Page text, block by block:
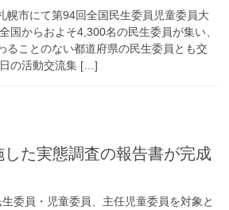
幌市にて第94回全国民生委員児童委員大
国からおよそ4,300名の民生委員が集い、
ることのない都道府県の民生委員とも交
の活動交流集 […]
た実態調査の報告書が完成
生委員・児童委員、主任児童委員を対象と